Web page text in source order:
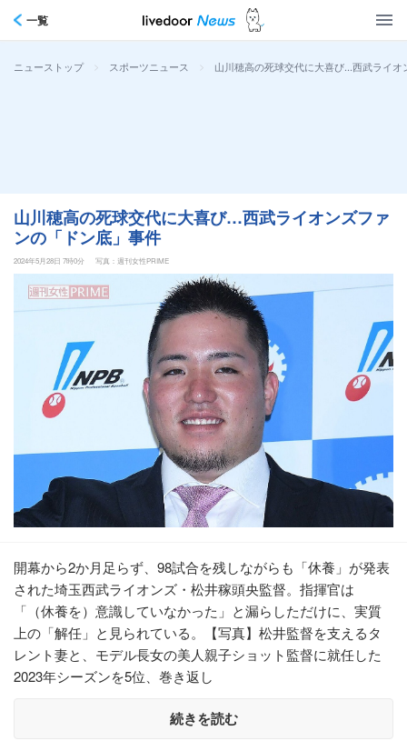
一覧
ニューストップ > スポーツニュース > 山川穂高の死球交代に大喜び…西武ライオ
山川穂高の死球交代に大喜び…西武ライオンズファ
ンの「ドン底」事件
2024年5月28日 7時0分 写真：週刊女性PRIME
開幕から2か月足らず、98試合を残しながらも「休養」が発表
された埼玉西武ライオンズ・松井稼頭央監督。指揮官は
「（休養を）意識していなかった」と漏らしただけに、実質
上の「解任」と見られている。【写真】松井監督を支えるタ
レント妻と、モデル長女の美人親子ショット監督に就任した
2023年シーズンを5位、巻き返し
続きを読む